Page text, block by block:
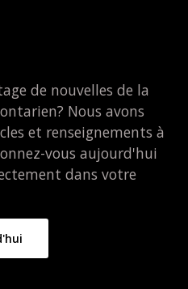
de nouvelles de la
Nous avons
et renseignements à
vous aujourd'hui
dans votre